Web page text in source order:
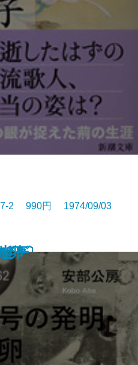
上〕
下〕
ズ
2 990円 1974/09/03
卵
ー